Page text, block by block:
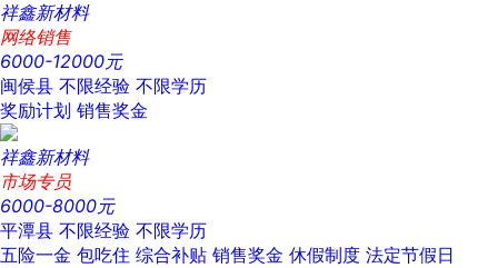
祥鑫新材料
网络销售
6000-12000元
闽侯县 不限经验 不限学历
奖励计划 销售奖金
祥鑫新材料
市场专员
6000-8000元
平潭县 不限经验 不限学历
五险一金 包吃住 综合补贴 销售奖金 休假制度 法定节假日